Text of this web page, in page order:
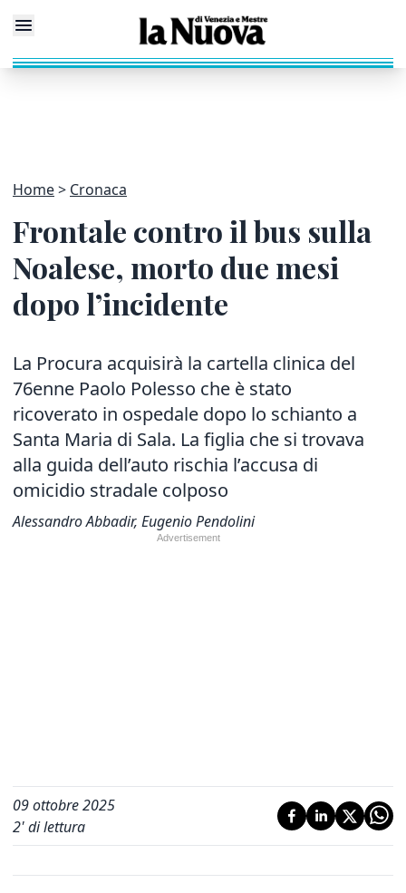
Home Cronaca
Frontale contro il bus sulla
Noalese, morto due mesi
dopo l’incidente
La Procura acquisirà la cartella clinica del
76enne Paolo Polesso che è stato
ricoverato in ospedale dopo lo schianto a
Santa Maria di Sala. La figlia che si trovava
alla guida dell’auto rischia l’accusa di
omicidio stradale colposo
Alessandro Abbadir, Eugenio Pendolini
09 ottobre 2025
2' di lettura